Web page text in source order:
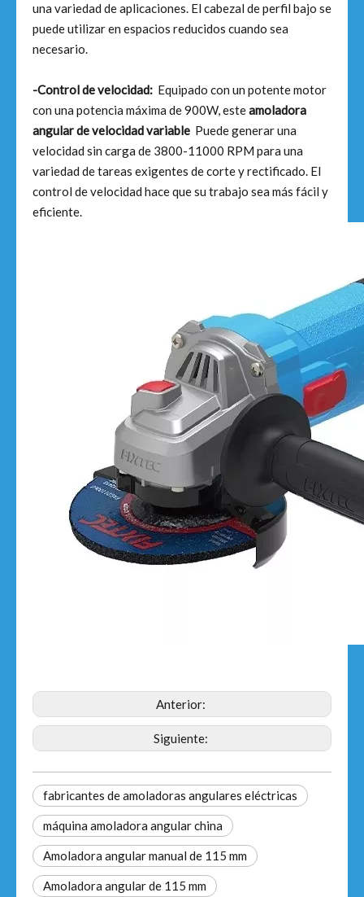
una variedad de aplicaciones. El cabezal de perfil bajo se
puede utilizar en espacios reducidos cuando sea
necesario.
-Control de velocidad: Equipado con un potente motor
con una potencia máxima de 900W, esteamoladora
angular de velocidad variable Puede generar una
velocidad sin carga de 3800-11000 RPM para una
variedad de tareas exigentes de corte y rectificado. El
control de velocidad hace que su trabajo sea más fácil y
eficiente.
Anterior:
Siguiente:
fabricantes de amoladoras angulares eléctricas
máquina amoladora angular china
Amoladora angular manual de 115 mm
Amoladora angular de 115 mm